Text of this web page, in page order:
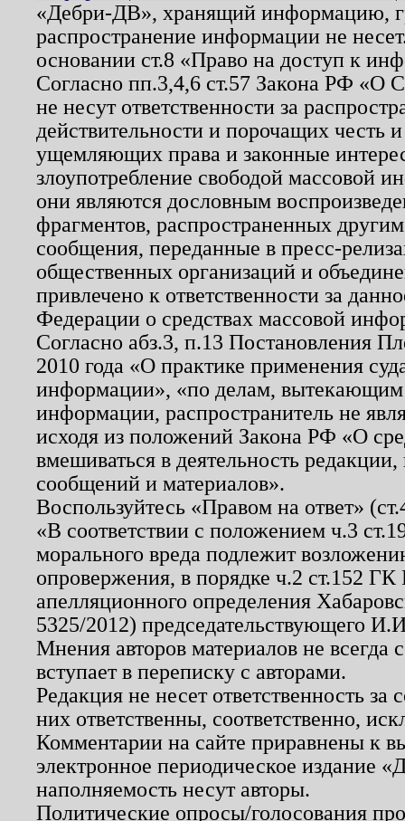
«Дебри-ДВ», хранящий информацию,
распространение информации не
основании ст.8 «Право на доступ к
Согласно пп.3,4,6 ст.57 Закона РФ «О
не несут ответственности за
действительности и порочащих честь
ущемляющих права и законные
злоупотребление свободой массовой
они являются дословным
фрагментов, распространенных
сообщения, переданные в пресс-
общественных организаций и
привлечено к ответственности за
Федерации о средствах массовой
Согласно абз.3, п.13 Постановления
2010 года «О практике применения
информации», «по делам, вытекающим
информации, распространитель не
исходя из положений Закона РФ «О
вмешиваться в деятельность
сообщений и материалов».
Воспользуйтесь «Правом на ответ»
«В соответствии с положением ч.3
морального вреда подлежит
опровержения, в порядке ч.2 ст.152
апелляционного определения
5325/2012) председательствующего
Мнения авторов материалов не
вступает в переписку с авторами.
Редакция не несет ответственность
них ответственны, соответственно,
Комментарии на сайте приравнены к
электронное периодическое издание
наполняемость несут авторы.
Политические опросы/голосования